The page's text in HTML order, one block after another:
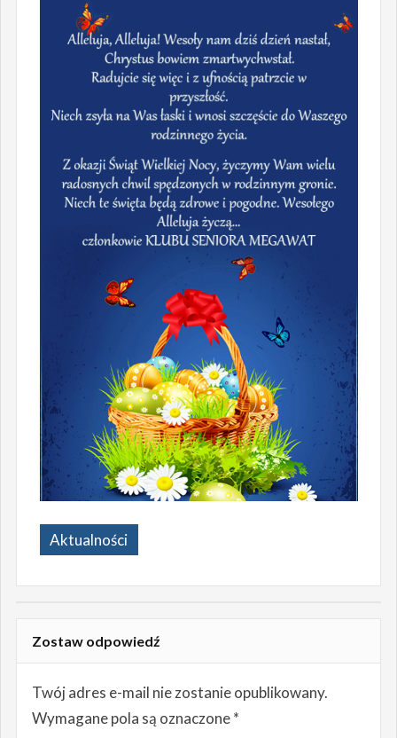
Aktualności
Zostaw odpowiedź
Twój adres e-mail nie zostanie opublikowany.
Wymagane pola są oznaczone*